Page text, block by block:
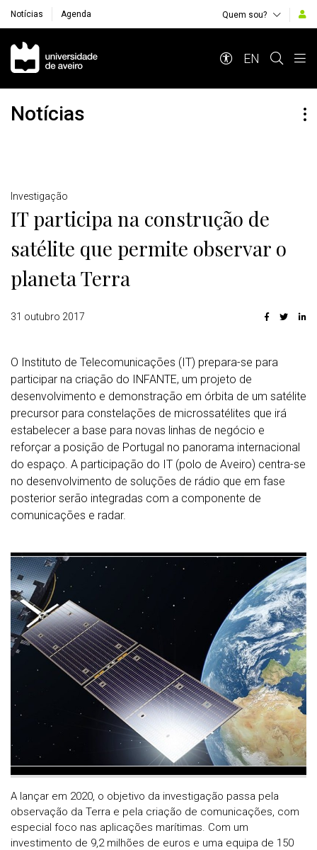
Notícias Agenda Quem sou?
Navegação Principal
EN
Notícias
Detalhes
Investigação
IT participa na construção de
satélite que permite observar o
planeta Terra
31 outubro 2017
O Instituto de Telecomunicações (IT) prepara-se para
participar na criação do INFANTE, um projeto de
desenvolvimento e demonstração em órbita de um satélite
precursor para constelações de microssatélites que irá
estabelecer a base para novas linhas de negócio e
reforçar a posição de Portugal no panorama internacional
do espaço. A participação do IT (polo de Aveiro) centra-se
no desenvolvimento de soluções de rádio que em fase
posterior serão integradas com a componente de
comunicações e radar.
A lançar em 2020, o objetivo da investigação passa pela
observação da Terra e pela criação de comunicações, com
especial foco nas aplicações marítimas. Com um
investimento de 9,2 milhões de euros e uma equipa de 150